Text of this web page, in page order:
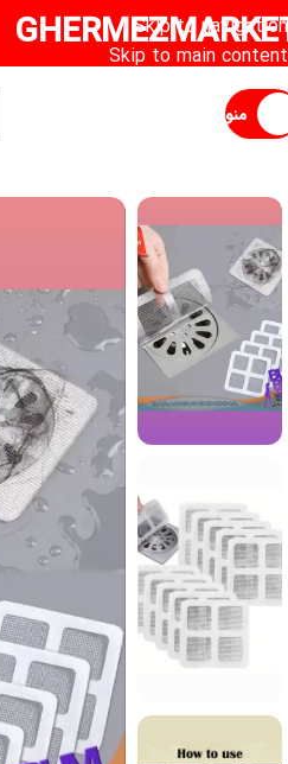
Skip to navigation
Skip to main content
منو